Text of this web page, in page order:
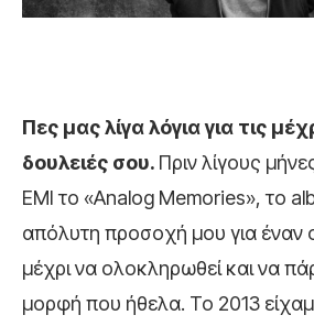
Πες μας λίγα λόγια για τις
δουλειές σου. Πριν λίγους
ΕΜΙ το «Analog Memories», το
απόλυτη προσοχή μου για
μέχρι να ολοκληρωθεί και να
μορφή που ήθελα. Το 2013